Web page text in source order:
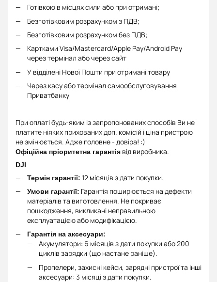
Готівкою в місцях сили або при отримані;
Безготівковим розрахунком з ПДВ;
Безготівковим розрахунком без ПДВ;
Картками Visa/Mastercard/Apple Pay/Android Pay
через термінал або через сайт
У відділені Нової Пошти при отримані товару
Через касу або термінал самообслуговування
Приватбанку
При оплаті будь-яким із запропонованих способів Ви не
платите ніяких прихованих доп. комісій і ціна пристрою
не змінюється. Адже головне - довіра! :)
Офіційна пріоритетна гарантія від виробника.
DJI
Термін гарантії: 12 місяців з дати покупки.
Умови гарантії: Гарантія поширюється на дефекти
матеріалів та виготовлення. Не покриває
пошкодження, викликані неправильною
експлуатацією або модифікацією.
Гарантія на аксесуари:
Акумулятори: 6 місяців з дати покупки або 200
циклів зарядки (що настане раніше).
Пропелери, захисні кейси, зарядні пристрої та інші
аксесуари: 3 місяці з дати покупки.